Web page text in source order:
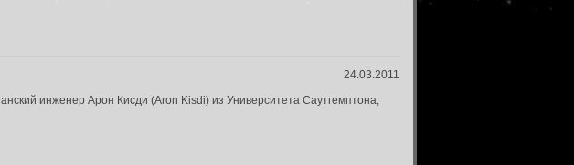
24.03.2011
инженер Арон Кисди (Aron Kisdi) из Университета Саутгемптона,